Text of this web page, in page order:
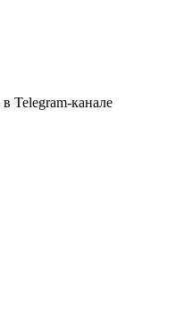
Telegram-канале